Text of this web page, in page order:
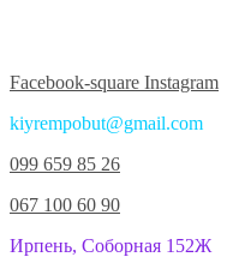
Facebook-square Instagram
kiyrempobut@gmail.com
099 659 85 26
067 100 60 90
Ирпень, Соборная 152Ж